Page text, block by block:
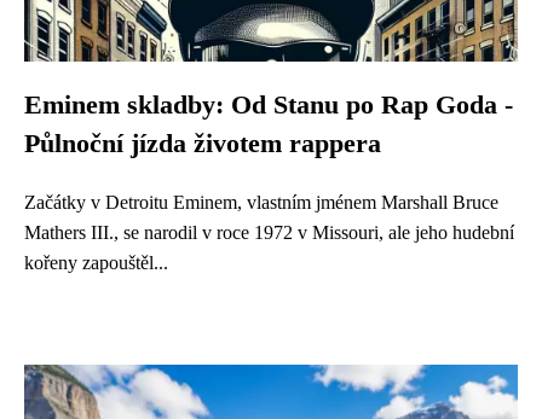
Eminem skladby: Od Stanu po Rap Goda -
Půlnoční jízda životem rappera
Začátky v Detroitu Eminem, vlastním jménem Marshall Bruce
Mathers III., se narodil v roce 1972 v Missouri, ale jeho hudební
kořeny zapouštěl...